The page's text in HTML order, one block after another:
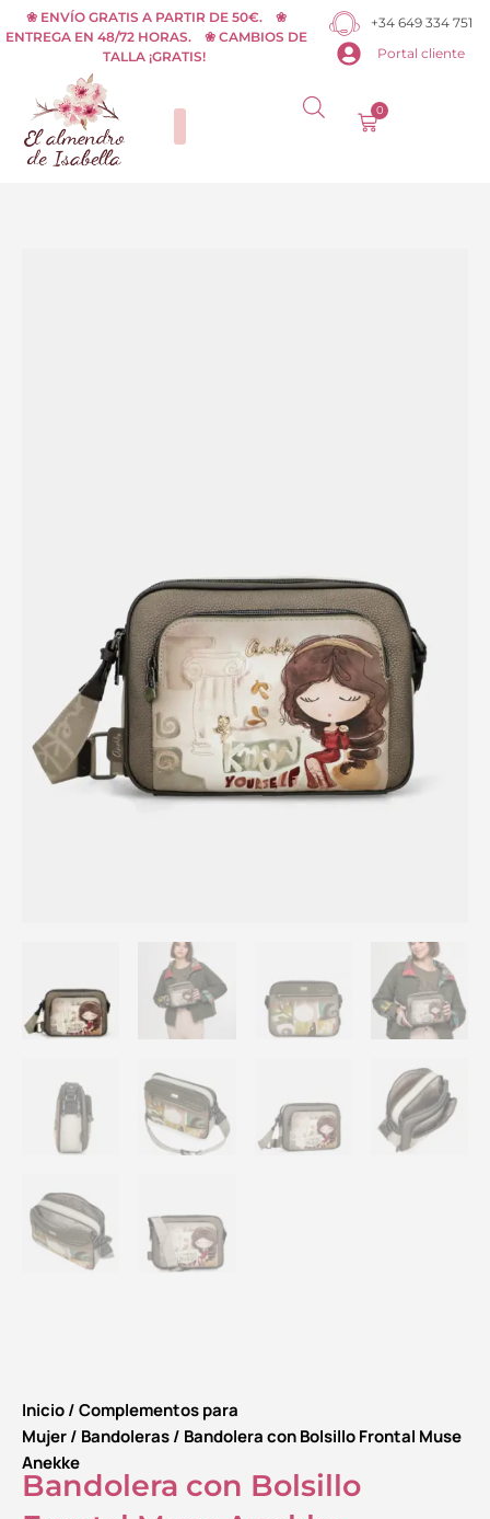
al
contenido
❀ ENVÍO GRATIS A PARTIR DE 50€. ❀
ENTREGA EN 48/72 HORAS. ❀ CAMBIOS DE
TALLA ¡GRATIS!
+34 649 334 751
Portal cliente
0
Carrito
Inicio/Complementos para
Mujer/ Bandoleras/ Bandolera con Bolsillo Frontal Muse
Anekke
Bandolera con Bolsillo